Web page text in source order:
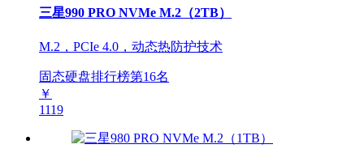
三星990 PRO NVMe M.2（2TB）
M.2，PCIe 4.0，动态热防护技术
固态硬盘排行榜第16名
￥
1119